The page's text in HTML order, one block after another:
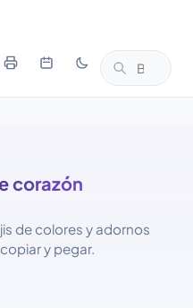
corazón
de colores y adornos
y pegar.